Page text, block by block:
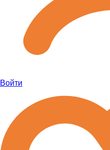
Войти